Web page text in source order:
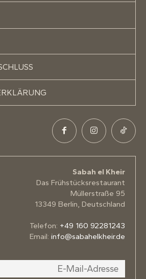
Sabah el Kheir
Das Frühstücksrestaurant
Müllerstraße 95
13349 Berlin, Deutschland
Telefon: +49 160 92281243
Email: info@sabahelkheir.de